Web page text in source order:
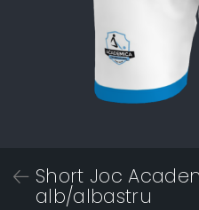
Short Joc
alb/albastru